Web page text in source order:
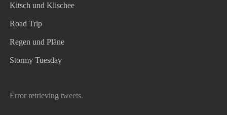
Kitsch und Klischee
Road Trip
Regen und Pläne
Stormy Tuesday
Error retrieving tweets.